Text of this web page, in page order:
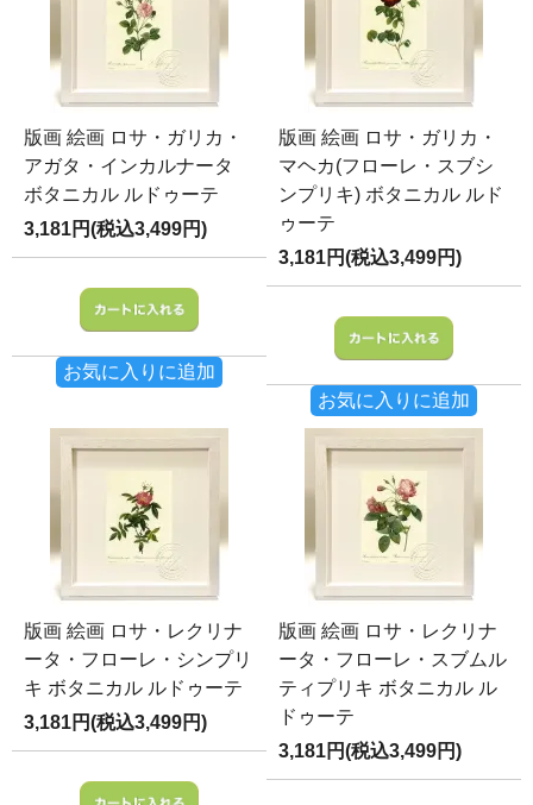
版画 絵画 ロサ・ガリカ・
アガタ・インカルナータ
ボタニカル ルドゥーテ
3,181円(税込3,499円)
お気に入りに追加
版画 絵画 ロサ・ガリカ・
マヘカ(フローレ・スブシ
ンプリキ) ボタニカル ルド
ゥーテ
3,181円(税込3,499円)
お気に入りに追加
版画 絵画 ロサ・レクリナ
ータ・フローレ・シンプリ
キ ボタニカル ルドゥーテ
3,181円(税込3,499円)
版画 絵画 ロサ・レクリナ
ータ・フローレ・スブムル
ティプリキ ボタニカル ル
ドゥーテ
3,181円(税込3,499円)